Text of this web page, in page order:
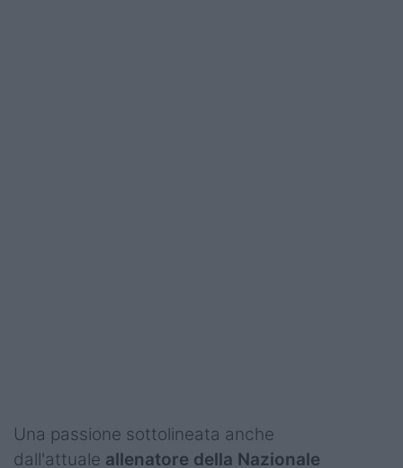
Una passione sottolineata anche
dall'attuale allenatore della Nazionale